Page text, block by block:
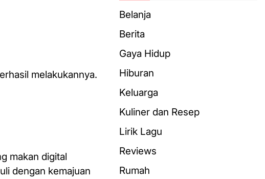
melakukannya.
makan digital
dengan kemajuan
Belanja
Berita
Gaya Hidup
Hiburan
Keluarga
Kuliner dan Resep
Lirik Lagu
Reviews
Rumah